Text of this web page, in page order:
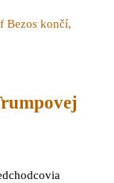
Bezos končí,